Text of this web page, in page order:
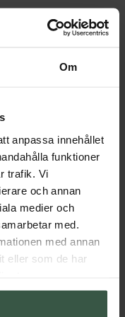
Om
anpassa innehållet
funktioner
trafik. Vi
och annan
medier och
med.
med annan
eller som de har
som identifierat
de följer de högsta
att balansera vinst
Sverige